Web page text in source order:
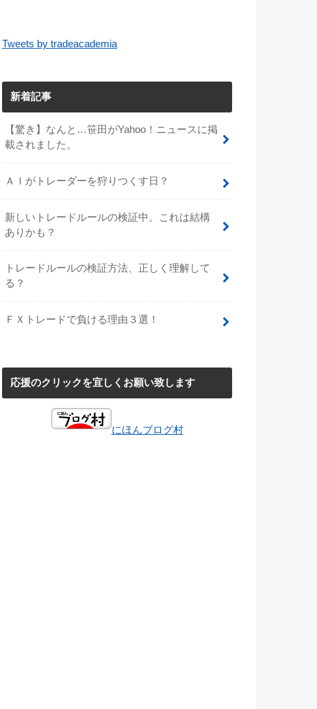
Tweets by tradeacademia
新着記事
【驚き】なんと…笹田がYahoo！ニュースに掲
載されました。
ＡＩがトレーダーを狩りつくす日？
新しいトレードルールの検証中。これは結構
ありかも？
トレードルールの検証方法、正しく理解して
る？
ＦＸトレードで負ける理由３選！
応援のクリックを宜しくお願い致します
にほんブログ村